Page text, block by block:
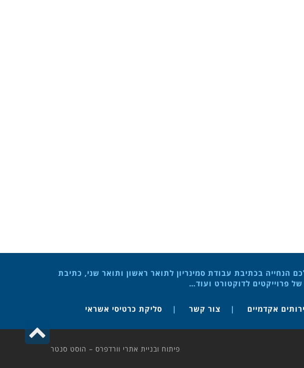
הנחייה בכתיבת עבודת סמינריון לתואר ראשון ותואר שני, כתיבת
פרוייקטים לדוקטורט ועוד…
אקדמיים צור קשר סליקת כרטיסי אשראי
פיתוח ובניית אתרי וורדפרס – הוסט סנטר